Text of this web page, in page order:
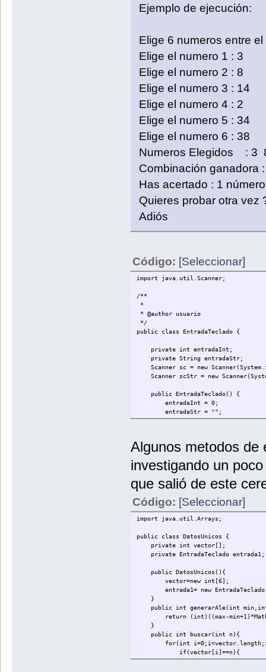
Ejemplo de ejecución:
Elige 6 numeros entre el
Elige el numero 1 : 3
Elige el numero 2 : 8
Elige el numero 3 : 14
Elige el numero 4 : 2
Elige el numero 5 : 34
Elige el numero 6 : 38
Numeros Elegidos :
Combinación
Has acertado : 1
Quieres probar otra vez
Adiós
Código: [Seleccionar]
import java.util.Scanner;
/**
*
* @author usuario
*/
public class EntradaTeclado {
private int entradaInt;
private String entradaStr;
Scanner sc = new
Scanner scStr = new
public EntradaTeclado() {
entradaInt = 0;
entradaStr = "";
}
entradaInt = sc.nextInt();
}
public int getEntradaInt() {
return entradaInt;
}
public void setEntradaStr() {
entradaStr =
public String getEntradaStr() {
return entradaStr;
Algunos metodos de
investigando un
que salió de este
Código: [Seleccionar]
import java.util.Arrays;
public class DatosUnicos {
private int vector[];
private EntradaTeclado entrada1;
public DatosUnicos(){
vector=new int[6];
entrada1= new
}
public int generarAle(int min,int
return (int)((max-
}
public int buscar(int n){
for(int
if(vector[i]==n){
System.out.println("Numero